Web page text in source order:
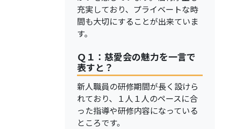
充実しており、プライベートな時
間も大切にすることが出来ていま
す。
Ｑ１：慈愛会の魅力を一言で
表すと？
新人職員の研修期間が長く設けら
れており、１人１人のペースに合
った指導や研修内容になっている
ところです。